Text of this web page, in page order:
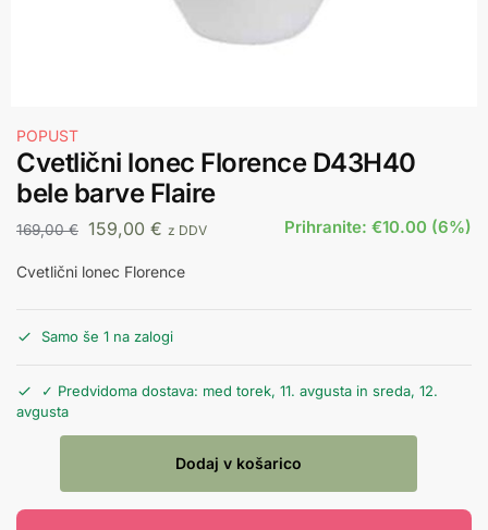
POPUST
Cvetlični lonec Florence D43H40
bele barve Flaire
169,00€ 159,00 € z DDV Prihranite: €10.00 (6%)
Cvetlični lonec Florence
Samo še 1 na zalogi
✓ Predvidoma dostava: med torek, 11. avgusta in sreda, 12.
avgusta
Dodaj v košarico